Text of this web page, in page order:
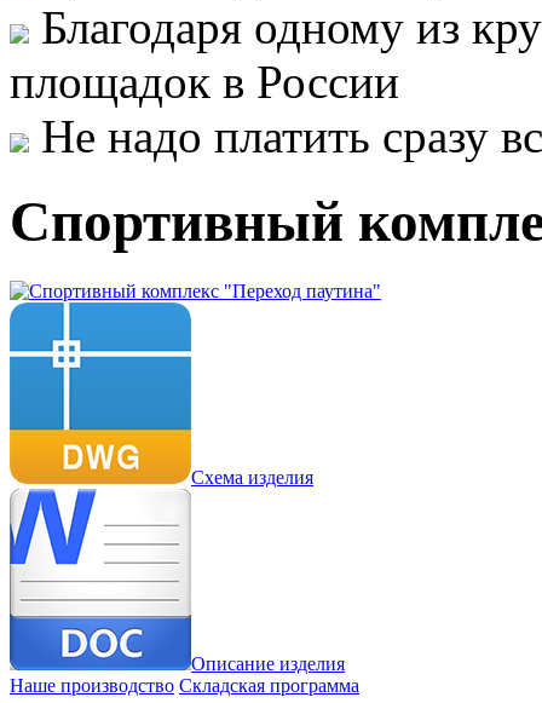
Благодаря одному из
площадок в России
Не надо платить сразу
Спортивный
Схема изделия
Описание изделия
Наше производство Складская программа